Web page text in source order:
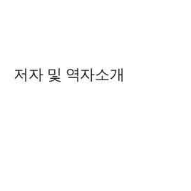
저자 및 역자소개